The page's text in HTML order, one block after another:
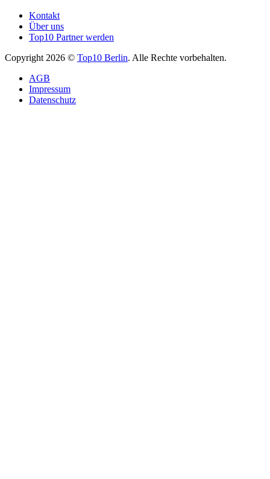
Kontakt
Über uns
Top10 Partner werden
Copyright 2026 © Top10 Berlin. Alle Rechte vorbehalten.
AGB
Impressum
Datenschutz